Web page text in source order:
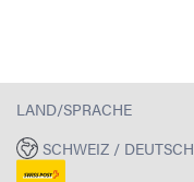
LAND/SPRACHE
SCHWEIZ / DEUTSCH